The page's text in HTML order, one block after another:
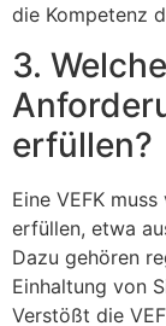
die Kompetenz
3.
erfüllen?
Eine VEFK
erfüllen, etwa
Dazu gehören
Einhaltung von
Verstößt die